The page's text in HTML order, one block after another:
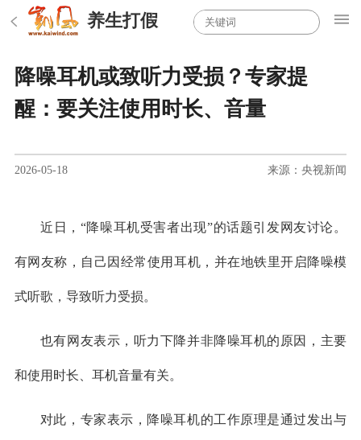
养生打假
降噪耳机或致听力受损？专家提
醒：要关注使用时长、音量
2026-05-18 来源：央视新闻
近日，“降噪耳机受害者出现”的话题引发网友讨论。
有网友称，自己因经常使用耳机，并在地铁里开启降噪模
式听歌，导致听力受损。
也有网友表示，听力下降并非降噪耳机的原因，主要
和使用时长、耳机音量有关。
对此，专家表示，降噪耳机的工作原理是通过发出与